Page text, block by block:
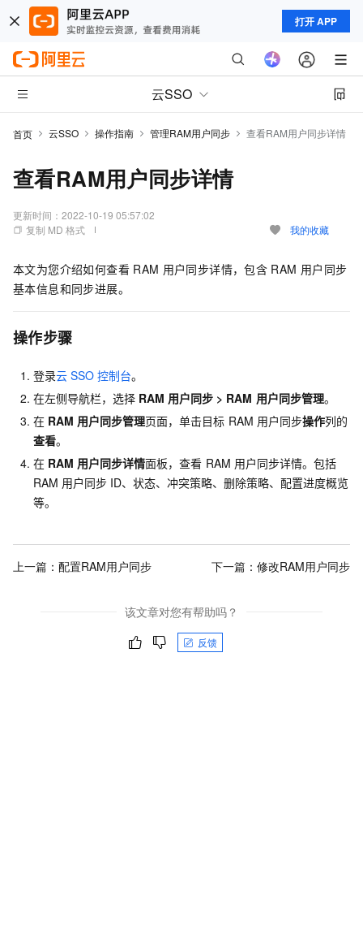
打开 APP
云SSO
首页 云SSO 操作指南 管理RAM用户同步 查看RAM用户同步详情
查看RAM用户同步详情
更新时间： 2022-10-19 05:57:02
复制 MD 格式
我的收藏
本文为您介绍如何查看 RAM 用户同步详情，包含 RAM 用户同步
基本信息和同步进展。
操作步骤
登录云 SSO 控制台。
在左侧导航栏，选择 RAM 用户同步 > RAM 用户同步管理。
在 RAM 用户同步管理页面，单击目标 RAM 用户同步操作列的
查看。
在 RAM 用户同步详情面板，查看 RAM 用户同步详情。包括
RAM 用户同步 ID、状态、冲突策略、删除策略、配置进度概览
等。
上一篇： 配置RAM用户同步 下一篇： 修改RAM用户同步
该文章对您有帮助吗？
反馈